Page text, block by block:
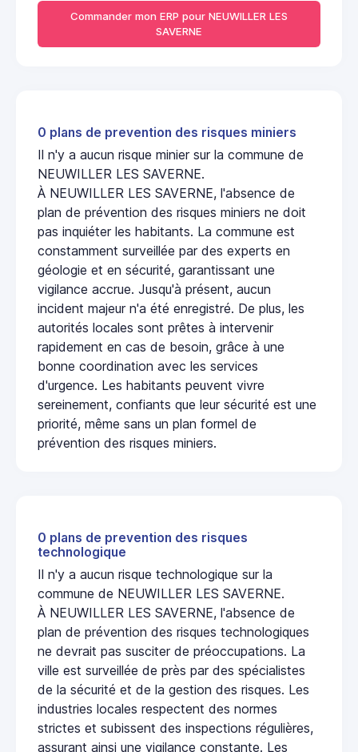
Commander mon ERP pour NEUWILLER LES
SAVERNE
0 plans de prevention des risques miniers
Il n'y a aucun risque minier sur la commune de
NEUWILLER LES SAVERNE.
À NEUWILLER LES SAVERNE, l'absence de
plan de prévention des risques miniers ne doit
pas inquiéter les habitants. La commune est
constamment surveillée par des experts en
géologie et en sécurité, garantissant une
vigilance accrue. Jusqu'à présent, aucun
incident majeur n'a été enregistré. De plus, les
autorités locales sont prêtes à intervenir
rapidement en cas de besoin, grâce à une
bonne coordination avec les services
d'urgence. Les habitants peuvent vivre
sereinement, confiants que leur sécurité est une
priorité, même sans un plan formel de
prévention des risques miniers.
0 plans de prevention des risques
technologique
Il n'y a aucun risque technologique sur la
commune de NEUWILLER LES SAVERNE.
À NEUWILLER LES SAVERNE, l'absence de
plan de prévention des risques technologiques
ne devrait pas susciter de préoccupations. La
ville est surveillée de près par des spécialistes
de la sécurité et de la gestion des risques. Les
industries locales respectent des normes
strictes et subissent des inspections régulières,
assurant ainsi une vigilance constante. Les